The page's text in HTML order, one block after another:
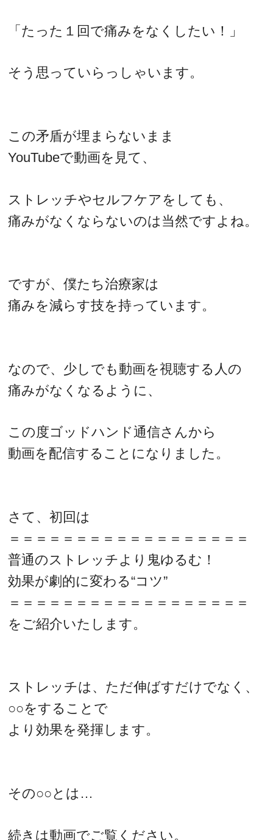
「たった１回で痛みをなくしたい！」
そう思っていらっしゃいます。
この矛盾が埋まらないまま
YouTubeで動画を見て、
ストレッチやセルフケアをしても、
痛みがなくならないのは当然ですよね。
ですが、僕たち治療家は
痛みを減らす技を持っています。
なので、少しでも動画を視聴する人の
痛みがなくなるように、
この度ゴッドハンド通信さんから
動画を配信することになりました。
さて、初回は
＝＝＝＝＝＝＝＝＝＝＝＝＝＝＝＝＝＝
普通のストレッチより鬼ゆるむ！
効果が劇的に変わる“コツ”
＝＝＝＝＝＝＝＝＝＝＝＝＝＝＝＝＝＝
をご紹介いたします。
ストレッチは、ただ伸ばすだけでなく、
○○をすることで
より効果を発揮します。
その○○とは…
続きは動画でご覧ください。